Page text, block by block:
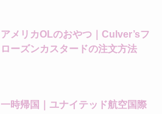
アメリカOLのおやつ｜Culver’sフ
ローズンカスタードの注文方法
一時帰国｜ユナイテッド航空国際